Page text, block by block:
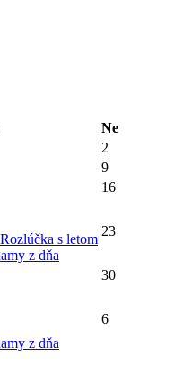
Ne
2
9
16
Rozlúčka s letom
z dňa
23
30
z dňa
6